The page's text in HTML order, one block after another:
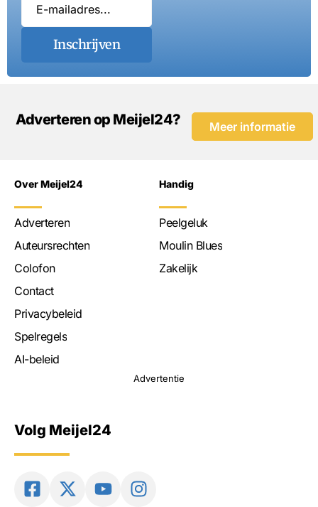
Inschrijven
Adverteren op Meijel24? Meer informatie
Over Meijel24
Adverteren
Auteursrechten
Colofon
Contact
Privacybeleid
Spelregels
AI-beleid
Handig
Peelgeluk
Moulin Blues
Zakelijk
Advertentie
Volg Meijel24